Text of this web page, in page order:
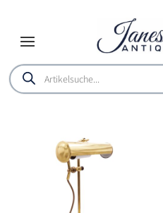
Products
search